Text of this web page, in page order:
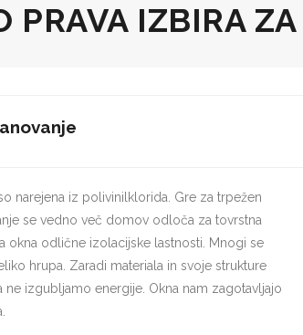
PRAVA IZBIRA
narejena iz polivinilklorida. Gre za trpežen
se vedno več domov odloča za tovrstna
okna odlične izolacijske lastnosti. Mnogi se
hrupa. Zaradi materiala in svoje strukture
izgubljamo energije. Okna nam zagotavljajo